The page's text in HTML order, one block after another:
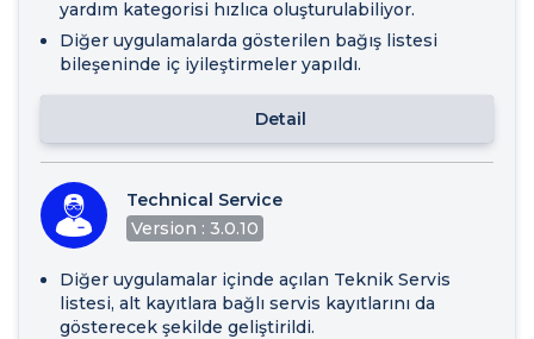
yardım kategorisi hızlıca oluşturulabiliyor.
Diğer uygulamalarda gösterilen bağış listesi
bileşeninde iç iyileştirmeler yapıldı.
Detail
Technical Service
Version : 3.0.10
Diğer uygulamalar içinde açılan Teknik Servis
listesi, alt kayıtlara bağlı servis kayıtlarını da
gösterecek şekilde geliştirildi.